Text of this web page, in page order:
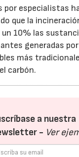
por especialistas
que la
un 10% las
generadas
más
carbón.
a nuestra
- Ver